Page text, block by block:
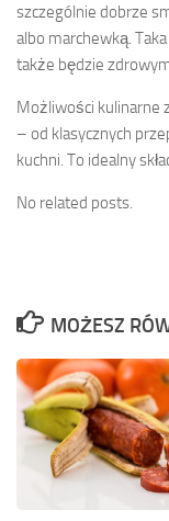
szczególnie dobrze
albo marchewką.
także będzie
Możliwości kulinarne
– od klasycznych
kuchni. To idealny
No related posts.
MOŻESZ